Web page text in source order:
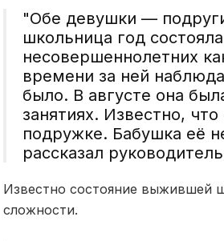
"Обе девушки —
школьница год
несовершеннолетних
времени за ней
было. В августе она
занятиях. Известно,
подружке. Бабушка её
рассказал
Известно состояние выжившей
сложности.